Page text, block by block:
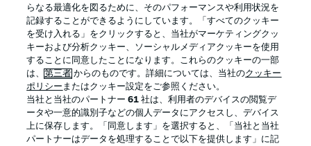
らなる最適化を図るために、そのパフォーマンスや利用状況を
記録することができるようにしています。「すべてのクッキー
を受け入れる」をクリックすると、当社がマーケティングクッ
キーおよび分析クッキー、ソーシャルメディアクッキーを使用
することに同意したことになります。これらのクッキーの一部
は、第三者 からのものです。詳細については、当社のクッキー
ポリシー またはクッキー設定をご参照ください。
当社と当社のパートナー61 社は、利用者のデバイスの閲覧デ
ータや一意的識別子などの個人データにアクセスし、デバイス
上に保存します。「同意します」を選択すると、「当社と当社
パートナーはデータを処理することで以下を提供します」に記